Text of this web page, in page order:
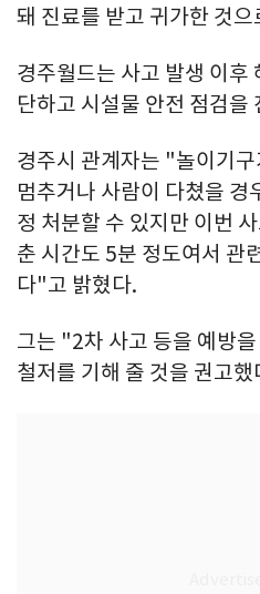
돼 진료를 받고 귀가한 것
경주월드는 사고 발생 이후
단하고 시설물 안전 점검을
경주시 관계자는 "놀이기
멈추거나 사람이 다쳤을 경
정 처분할 수 있지만 이번
춘 시간도 5분 정도여서 관
다"고 밝혔다.
그는 "2차 사고 등을 예방
철저를 기해 줄 것을 권고